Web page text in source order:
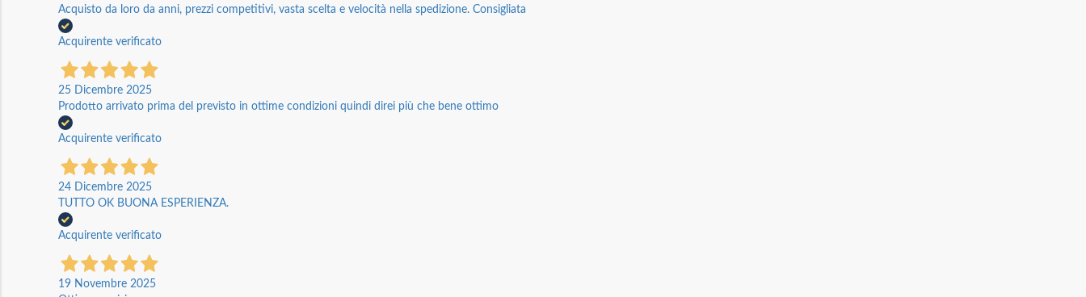
Acquisto da loro da anni, prezzi competitivi, vasta scelta e velocità nella spedizione. Consigliata
Acquirente verificato
25 Dicembre 2025
Prodotto arrivato prima del previsto in ottime condizioni quindi direi più che bene ottimo
Acquirente verificato
24 Dicembre 2025
TUTTO OK BUONA ESPERIENZA.
Acquirente verificato
19 Novembre 2025